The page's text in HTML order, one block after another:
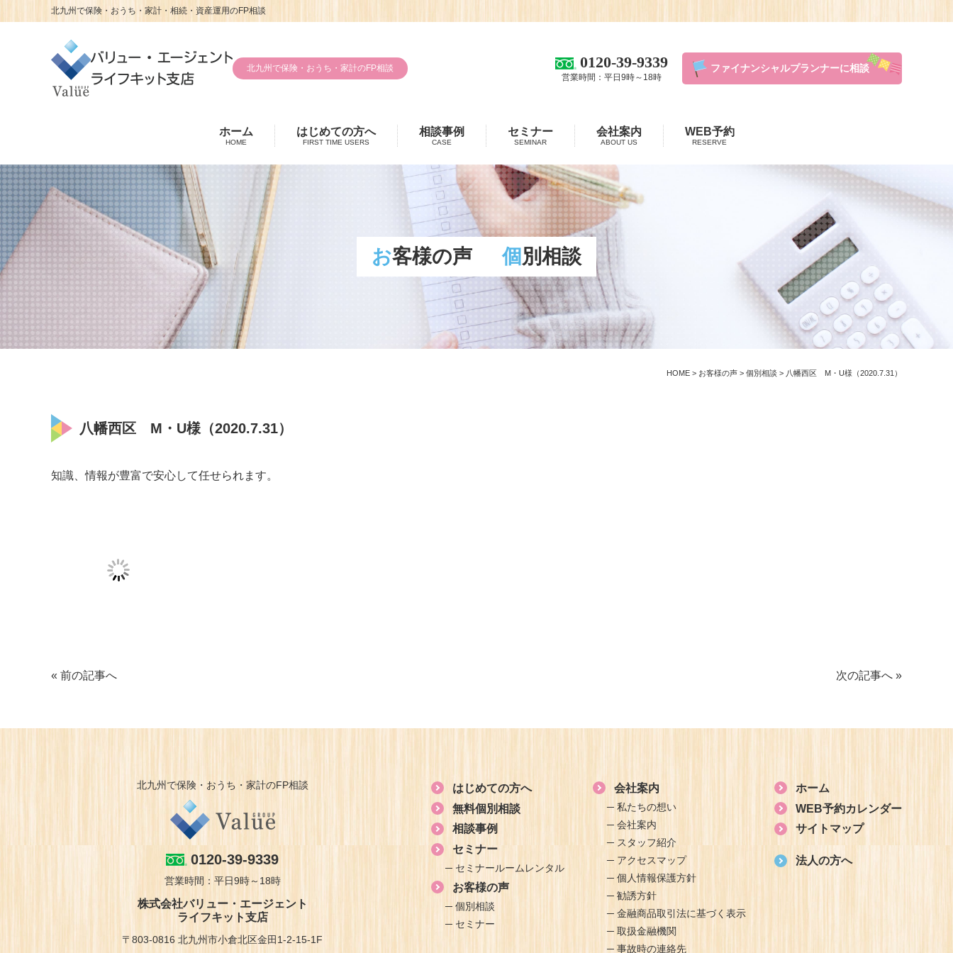
北九州で保険・おうち・家計・相続・資産運用のFP相談
北九州で保険・おうち・家計のFP相談 0120-39-9339
営業時間：平日9時～18時
ファイナンシャルプランナーに相談
ホーム
HOME
はじめての方へ
FIRST TIME USERS
相談事例
CASE
セミナー
SEMINAR
会社案内
ABOUT US
WEB予約
RESERVE
お客様の声 個別相談
HOME > お客様の声 > 個別相談 > 八幡西区 M・U様（2020.7.31）
八幡西区 M・U様（2020.7.31）
知識、情報が豊富で安心して任せられます。
« 前の記事へ 次の記事へ »
北九州で保険・おうち・家計のFP相談
0120-39-9339
営業時間：平日9時～18時
株式会社バリュー・エージェント
ライフキット支店
〒803-0816 北九州市小倉北区金田1-2-15-1F
はじめての方へ
無料個別相談
相談事例
セミナー
セミナールームレンタル
お客様の声
個別相談
セミナー
会社案内
私たちの想い
会社案内
スタッフ紹介
アクセスマップ
個人情報保護方針
勧誘方針
金融商品取引法に基づく表示
取扱金融機関
事故時の連絡先
ホーム
WEB予約カレンダー
サイトマップ
法人の方へ